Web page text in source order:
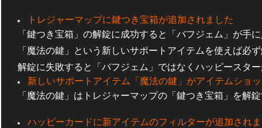
トレジャーマップに鍵つき宝箱が追加されました
「鍵つき宝箱」の解錠に成功すると「バフジェム」が手
「魔法の鍵」という新しいサポートアイテムを使えば必
解錠に失敗すると「バフジェム」ではなくハッピースタ
新しいサポートアイテム「魔法の鍵」がアイテムショ
「魔法の鍵」はトレジャーマップの「鍵つき宝箱」を解
ハッピーカードに新アイテムのフィルターが追加され